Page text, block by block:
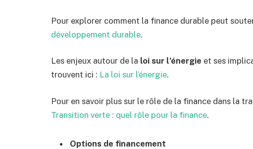
Pour explorer comment la finance durable peut
développement durable.
Les enjeux autour de la loi sur l’énergie et ses
trouvent ici : La loi sur l’énergie.
Pour en savoir plus sur le rôle de la finance dans la
Transition verte : quel rôle pour la finance.
Options de financement